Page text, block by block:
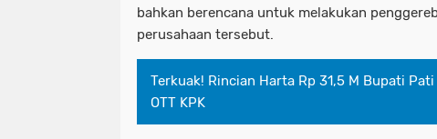
bahkan berencana untuk melakukan
perusahaan tersebut.
Terkuak! Rincian Harta Rp 31,5 M Bupati
OTT KPK